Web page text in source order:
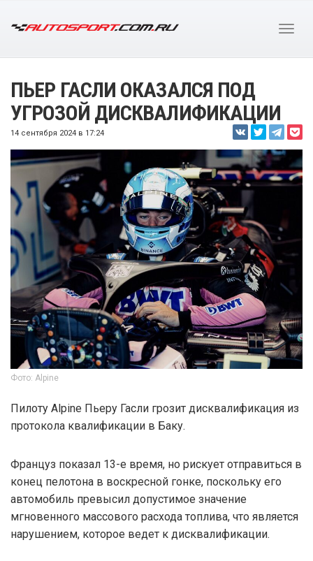
ПЬЕР ГАСЛИ ОКАЗАЛСЯ ПОД
УГРОЗОЙ ДИСКВАЛИФИКАЦИИ
14 сентября 2024 в 17:24
Фото: Alpine
Пилоту Alpine Пьеру Гасли грозит дисквалификация из
протокола квалификации в Баку.
Француз показал 13-е время, но рискует отправиться в
конец пелотона в воскресной гонке, поскольку его
автомобиль превысил допустимое значение
мгновенного массового расхода топлива, что является
нарушением, которое ведет к дисквалификации.